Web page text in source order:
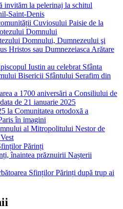
invităm la pelerinaj la schitul
Saint-Denis
Cuviosului Paisie de la
Domnului
Domnului, Dumnezeului şi
Hristos sau Dumnezeiasca Arătare
Iustin au celebrat Sfânta
Bisericii Sfântului Serafim din
a 1700 aniversări a Consiliului de
de 21 ianuarie 2025
la Comunitatea ortodoxă a
în imagini
al Mitropolitului Nestor de
Părinți
înaintea prăznuirii Nașterii
Sfinților Părinți după trup ai